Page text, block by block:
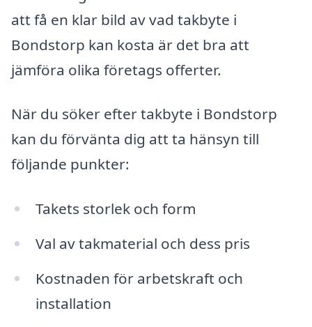
att få en klar bild av vad takbyte i
Bondstorp kan kosta är det bra att
jämföra olika företags offerter.
När du söker efter takbyte i Bondstorp
kan du förvänta dig att ta hänsyn till
följande punkter:
Takets storlek och form
Val av takmaterial och dess pris
Kostnaden för arbetskraft och
installation